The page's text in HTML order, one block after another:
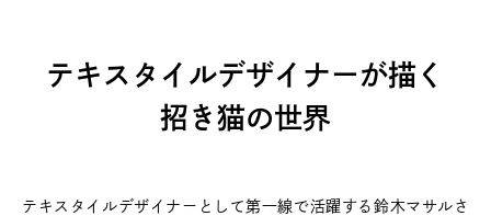
テキスタイルデザイナーが描く
招き猫の世界
テキスタイルデザイナーとして第一線で活躍する鈴木マサルさ